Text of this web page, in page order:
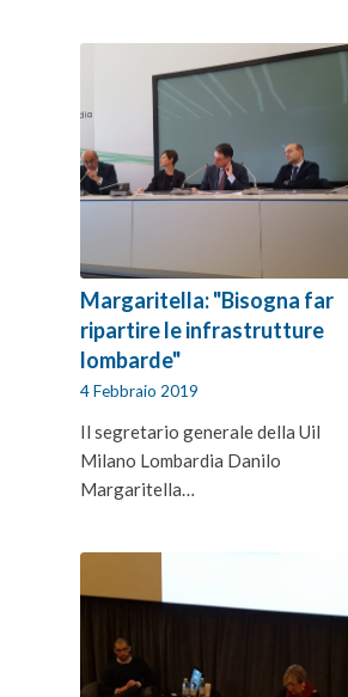
Margaritella: "Bisogna far
ripartire le infrastrutture
lombarde"
4 Febbraio 2019
Il segretario generale della Uil
Milano Lombardia Danilo
Margaritella…